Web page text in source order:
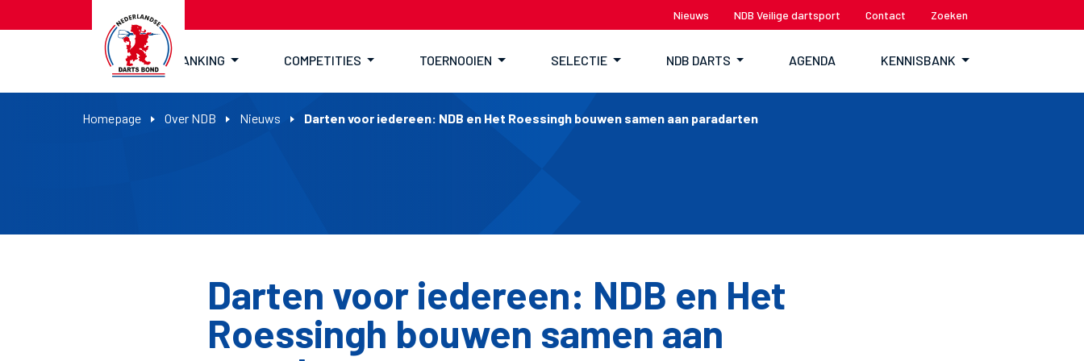
Nieuws NDB Veilige dartsport Contact Zoeken
RANKING COMPETITIES TOERNOOIEN SELECTIE NDB DARTS AGENDA KENNISBANK
Homepage Over NDB Nieuws Darten voor iedereen: NDB en Het Roessingh bouwen samen aan paradarten
Darten voor iedereen: NDB en Het
Roessingh bouwen samen aan